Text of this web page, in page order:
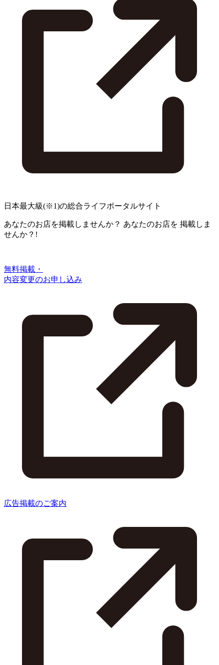
日本最大級(※1)の総合ライフポータルサイト
あなたのお店を掲載しませんか？ あなたのお店を 掲載しま
せんか？!
無料掲載・
内容変更のお申し込み
広告掲載のご案内